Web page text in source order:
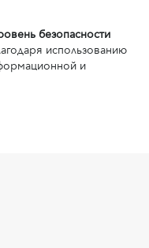
безопасности
использованию
и